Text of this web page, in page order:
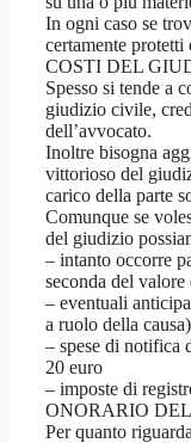
In ogni caso se
certamente
COSTI DEL
Spesso si tende a
giudizio civile,
dell’avvocato.
Inoltre bisogna
vittorioso del
carico della parte
Comunque se
del giudizio
– intanto occorre
seconda del
– eventuali
a ruolo della causa)
– spese di notifica
20 euro
– imposte di
ONORARIO
Per quanto